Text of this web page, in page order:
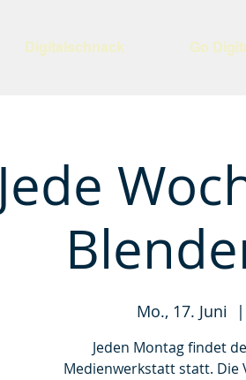
Digitalschnack Go
Jede
Mo., 17. Juni
  |
Jeden Montag findet
Medienwerkstatt statt.